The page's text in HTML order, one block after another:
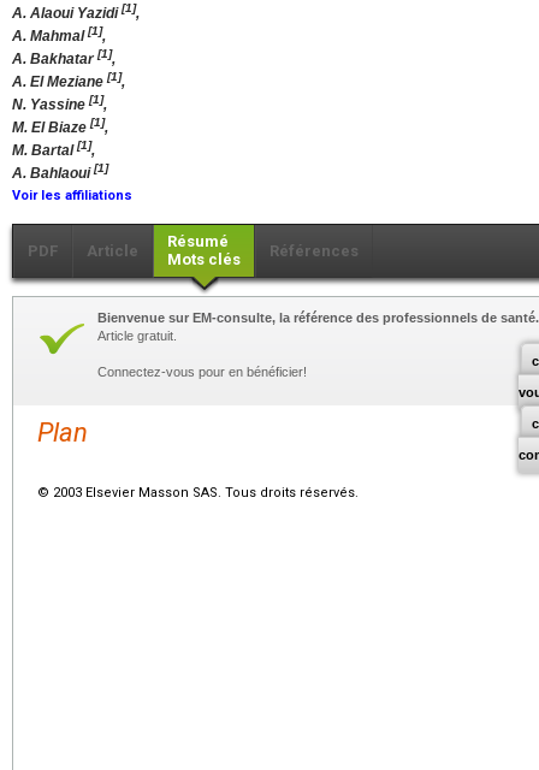
A. Alaoui Yazidi[1],
A. Mahmal[1],
A. Bakhatar[1],
A. El Meziane [1],
N. Yassine [1],
M. El Biaze [1],
M. Bartal[1],
A. Bahlaoui[1]
Voir les affiliations
PDF Article
Résumé
Mots clés
Références
Bienvenue sur EM-consulte, la référence des professionnels de santé.
Article gratuit.
Connectez-vous pour en bénéficier!
Plan
© 2003 Elsevier Masson SAS. Tous droits réservés.